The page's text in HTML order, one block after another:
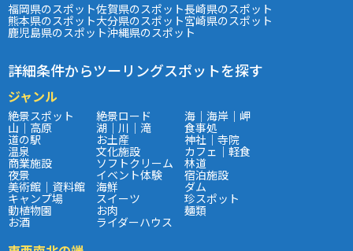
福岡県のスポット佐賀県のスポット長崎県のスポット
熊本県のスポット大分県のスポット宮崎県のスポット
鹿児島県のスポット沖縄県のスポット
詳細条件からツーリングスポットを探す
ジャンル
絶景スポット 絶景ロード 海｜海岸｜岬
山｜高原 湖｜川｜滝 食事処
道の駅 お土産 神社｜寺院
温泉 文化施設 カフェ｜軽食
商業施設 ソフトクリーム 林道
夜景 イベント体験 宿泊施設
美術館｜資料館 海鮮 ダム
キャンプ場 スイーツ 珍スポット
動植物園 お肉 麺類
お酒 ライダーハウス